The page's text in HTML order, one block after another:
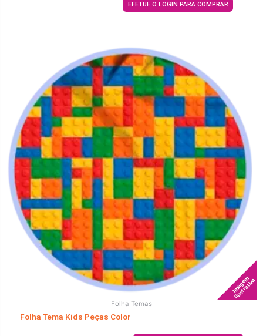
EFETUE O LOGIN PARA COMPRAR
Imagem
Ilustrativa
Folha Temas
Folha Tema Kids Peças Color